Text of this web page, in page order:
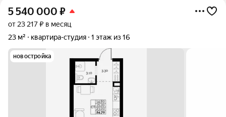
5 540 000 ₽
от 23 217 ₽ в месяц
23 м²
квартира-студия 1 этаж из 16
новостройка